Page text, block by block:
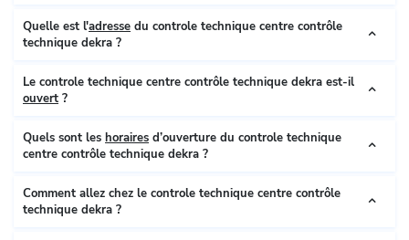
Quelle est l'adresse du controle technique centre contrôle
technique dekra ?
Le controle technique centre contrôle technique dekra est-il
ouvert ?
Quels sont les horaires d’ouverture du controle technique
centre contrôle technique dekra ?
Comment allez chez le controle technique centre contrôle
technique dekra ?